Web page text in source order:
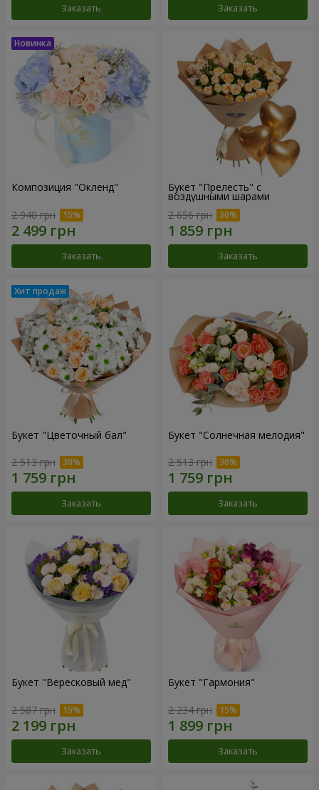
Заказать Заказать
Композиция "Окленд"
2 940 грн
Заказать
Букет "Прелесть" с
воздушными шарами
2 656 грн
Заказать
Букет "Цветочный бал"
2 513 грн
Заказать
Букет "Солнечная мелодия"
2 513 грн
Заказать
Букет "Вересковый мед"
2 587 грн
Заказать
Букет "Гармония"
2 234 грн
Заказать